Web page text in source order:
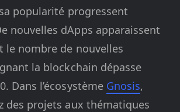
popularité progressent
nouvelles dApps apparaissent
le nombre de nouvelles
la blockchain dépasse
Dans l’écosystème Gnosis,
des projets aux thématiques